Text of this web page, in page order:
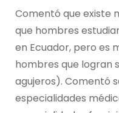
Comentó que existe
que hombres
en Ecuador, pero es
hombres que logran
agujeros). Comentó
especialidades